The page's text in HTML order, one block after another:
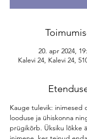
20. apr 2024,
Kalevi 24, Kalevi 24,
Kauge tulevik: inimesed
looduse ja ühiskonna
prügikõrb. Üksiku lõkke